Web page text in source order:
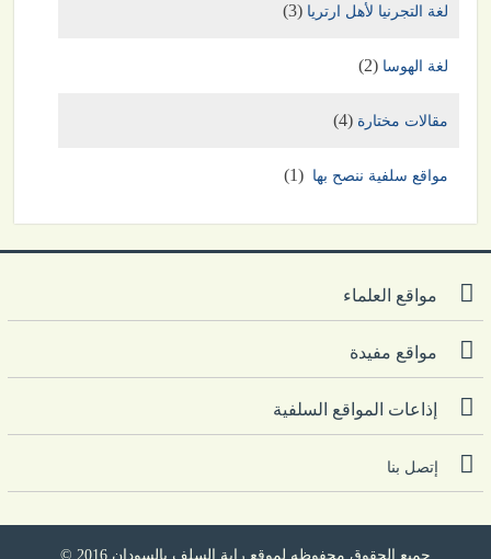
لغة التجرنيا لأهل ارتريا (3)
لغة الهوسا (2)
مقالات مختارة (4)
مواقع سلفية ننصح بها (1)
مواقع العلماء
مواقع مفيدة
إذاعات المواقع السلفية
إتصل بنا
جميع الحقوق محفوظه لموقع راية السلف بالسودان 2016
©